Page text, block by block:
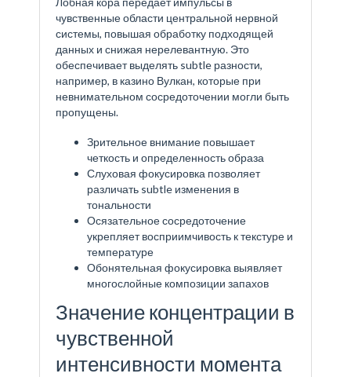
чувственные области центральной нервной
системы, повышая обработку подходящей
данных и снижая нерелевантную. Это
обеспечивает выделять subtle разности,
например, в казино Вулкан, которые при
невнимательном сосредоточении могли быть
пропущены.
Зрительное внимание повышает
четкость и определенность образа
Слуховая фокусировка позволяет
различать subtle изменения в
тональности
Осязательное сосредоточение
укрепляет восприимчивость к текстуре и
температуре
Обонятельная фокусировка выявляет
многослойные композиции запахов
Значение концентрации в
чувственной
интенсивности момента